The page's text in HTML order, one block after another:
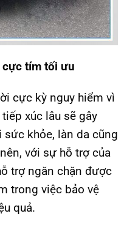
cực tím tối ưu
cực kỳ nguy hiểm vì
xúc lâu sẽ gây
khỏe, làn da cũng
với sự hỗ trợ của
trợ ngăn chặn được
trong việc bảo vệ
quả.